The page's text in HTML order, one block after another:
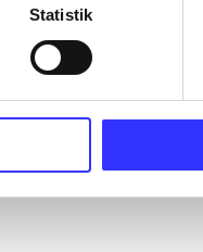
Statistik